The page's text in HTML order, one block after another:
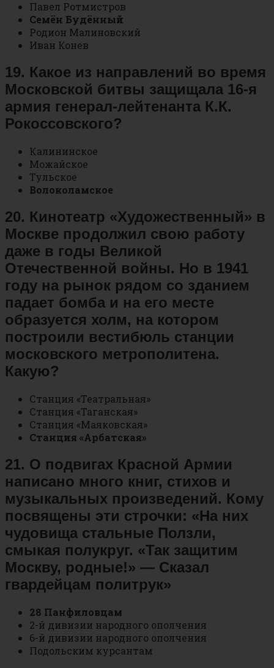
Павел Ротмистров
Семён Будённый
Родион Малиновский
Иван Конев
19. Какое из направлений во время
Московской битвы защищала 16-я
армия генерал-лейтенанта К.К.
Рокоссовского?
Калининское
Можайское
Тульское
Волоколамское
20. Кинотеатр «Художественный» в
Москве продолжил свою работу
даже в годы Великой
Отечественной войны. Но в 1941
году на рынок рядом со зданием
падает бомба и на его месте
образуется холм, на котором
построили вестибюль станции
московского метрополитена.
Какую?
Станция «Театральная»
Станция «Таганская»
Станция «Маяковская»
Станция «Арбатская»
21. О подвигах Красной Армии
написано много книг, стихов и
музыкальных произведений. Кому
посвящены эти строчки: «На них
чудовища стальные Ползли,
смыкая полукруг. «Так защитим
Москву, родные!» — Сказал
гвардейцам политрук»
28 Панфиловцам
2-й дивизии народного ополчения
6-й дивизии народного ополчения
Подольским курсантам